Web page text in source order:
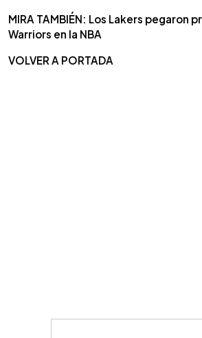
MIRA TAMBIÉN: Los Lakers pegaron
Warriors en la NBA
VOLVER A PORTADA